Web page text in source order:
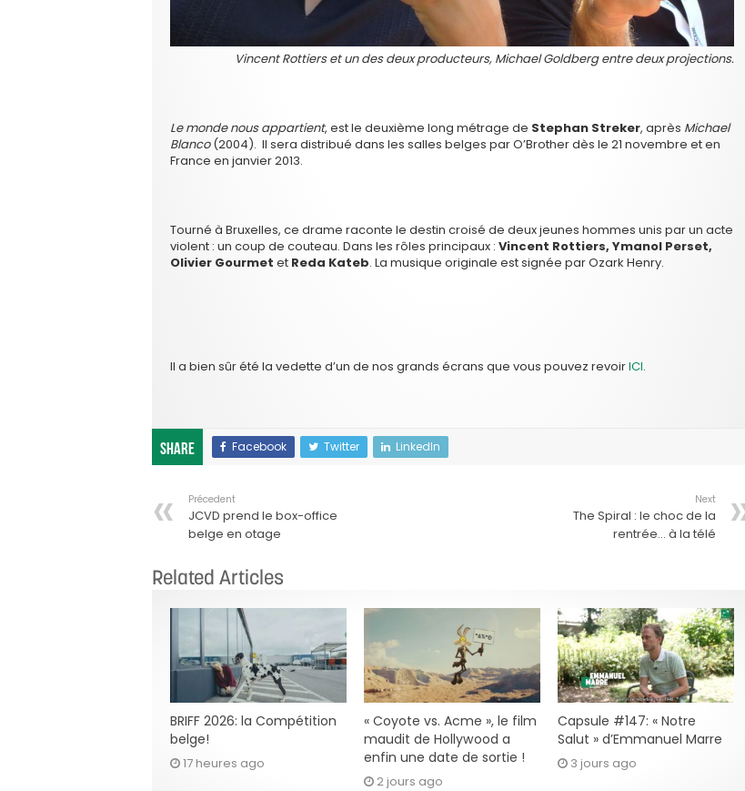
Vincent Rottiers et un des deux producteurs, Michael Goldberg entre deux projections.
Le monde nous appartient, est le deuxième long métrage de Stephan Streker, après Michael
Blanco(2004). Il sera distribué dans les salles belges par O’Brother dès le 21 novembre et en
France en janvier 2013.
Tourné à Bruxelles, ce drame raconte le destin croisé de deux jeunes hommes unis par un acte
violent : un coup de couteau. Dans les rôles principaux : Vincent Rottiers, Ymanol Perset,
Olivier Gourmet et Reda Kateb. La musique originale est signée par Ozark Henry.
Il a bien sûr été la vedette d’un de nos grands écrans que vous pouvez revoirICI.
Share Facebook Twitter LinkedIn
Précedent
JCVD prend le box-office
belge en otage
Next
The Spiral : le choc de la
rentrée… à la télé
Related Articles
BRIFF 2026: la Compétition
belge!
17 heures ago
« Coyote vs. Acme », le film
maudit de Hollywood a
enfin une date de sortie !
2 jours ago
Capsule #147: « Notre
Salut » d’Emmanuel Marre
3 jours ago